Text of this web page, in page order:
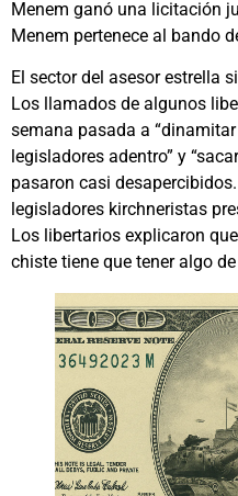
Menem ganó una licitación
Menem pertenece al bando
El sector del asesor estrella
Los llamados de algunos
semana pasada a
legisladores adentro” y
pasaron casi
legisladores kirchneristas
Los libertarios explicaron
chiste tiene que tener algo